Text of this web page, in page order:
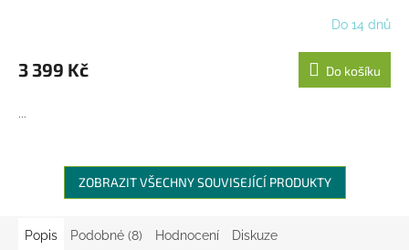
R
M
A
Do 14 dnů
3 399 Kč Do košíku
...
ZOBRAZIT VŠECHNY SOUVISEJÍCÍ PRODUKTY
Popis Podobné (8) Hodnocení Diskuze